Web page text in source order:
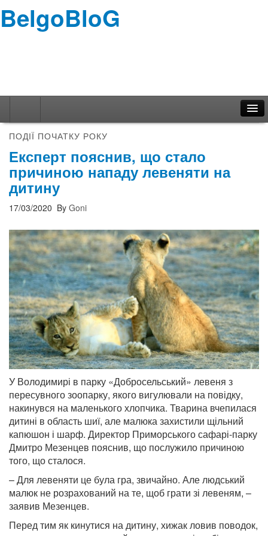
BelgoBloG
Навігація
ПОДІЇ ПОЧАТКУ РОКУ
Експерт пояснив, що стало
причиною нападу левеняти на
дитину
17/03/2020 By Goni
У Володимирі в парку «Добросельський» левеня з
пересувного зоопарку, якого вигулювали на повідку,
накинувся на маленького хлопчика. Тварина вчепилася
дитині в область шиї, але малюка захистили щільний
капюшон і шарф. Директор Приморського сафарі-парку
Дмитро Мезенцев пояснив, що послужило причиною
того, що сталося.
– Для левеняти це була гра, звичайно. Але людський
малюк не розрахований на те, щоб грати зі левеням, –
заявив Мезенцев.
Перед тим як кинутися на дитину, хижак ловив поводок,